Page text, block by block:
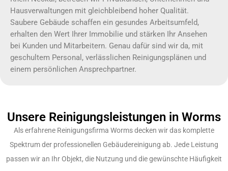
Hausverwaltungen mit gleichbleibend hoher Qualität.
Saubere Gebäude schaffen ein gesundes Arbeitsumfeld,
erhalten den Wert Ihrer Immobilie und stärken Ihr Ansehen
bei Kunden und Mitarbeitern. Genau dafür sind wir da, mit
geschultem Personal, verlässlichen Reinigungsplänen und
einem persönlichen Ansprechpartner.
Unsere Reinigungsleistungen in Worms
Als erfahrene Reinigungsfirma Worms decken wir das komplette
Spektrum der professionellen Gebäudereinigung ab. Jede Leistung
passen wir an Ihr Objekt, die Nutzung und die gewünschte Häufigkeit